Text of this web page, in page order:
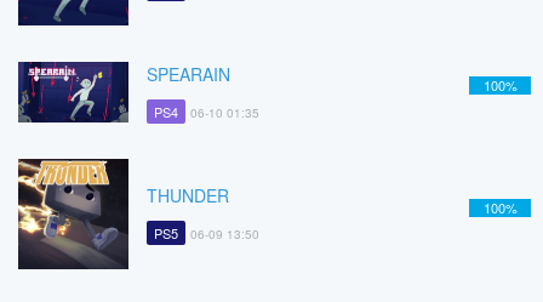
SPEARAIN
PS4 06-10 01:35
100%
THUNDER
PS5 06-09 13:50
100%